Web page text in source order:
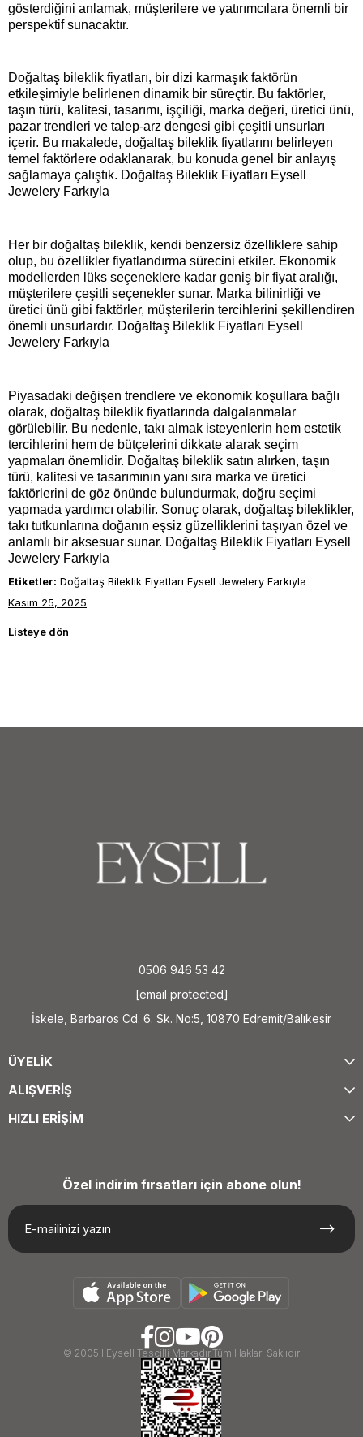
gösterdiğini anlamak, müşterilere ve yatırımcılara önemli bir
perspektif sunacaktır.
Doğaltaş bileklik fiyatları, bir dizi karmaşık faktörün
etkileşimiyle belirlenen dinamik bir süreçtir. Bu faktörler,
taşın türü, kalitesi, tasarımı, işçiliği, marka değeri, üretici ünü,
pazar trendleri ve talep-arz dengesi gibi çeşitli unsurları
içerir. Bu makalede, doğaltaş bileklik fiyatlarını belirleyen
temel faktörlere odaklanarak, bu konuda genel bir anlayış
sağlamaya çalıştık. Doğaltaş Bileklik Fiyatları Eysell
Jewelery Farkıyla
Her bir doğaltaş bileklik, kendi benzersiz özelliklere sahip
olup, bu özellikler fiyatlandırma sürecini etkiler. Ekonomik
modellerden lüks seçeneklere kadar geniş bir fiyat aralığı,
müşterilere çeşitli seçenekler sunar. Marka bilinirliği ve
üretici ünü gibi faktörler, müşterilerin tercihlerini şekillendiren
önemli unsurlardır. Doğaltaş Bileklik Fiyatları Eysell
Jewelery Farkıyla
Piyasadaki değişen trendlere ve ekonomik koşullara bağlı
olarak, doğaltaş bileklik fiyatlarında dalgalanmalar
görülebilir. Bu nedenle, takı almak isteyenlerin hem estetik
tercihlerini hem de bütçelerini dikkate alarak seçim
yapmaları önemlidir. Doğaltaş bileklik satın alırken, taşın
türü, kalitesi ve tasarımının yanı sıra marka ve üretici
faktörlerini de göz önünde bulundurmak, doğru seçimi
yapmada yardımcı olabilir. Sonuç olarak, doğaltaş bileklikler,
takı tutkunlarına doğanın eşsiz güzelliklerini taşıyan özel ve
anlamlı bir aksesuar sunar. Doğaltaş Bileklik Fiyatları Eysell
Jewelery Farkıyla
Etiketler: Doğaltaş Bileklik Fiyatları Eysell Jewelery Farkıyla
Kasım 25, 2025
Listeye dön
0506 946 53 42
[email protected]
İskele, Barbaros Cd. 6. Sk. No:5, 10870 Edremit/Balıkesir
ÜYELİK
ALIŞVERİŞ
HIZLI ERİŞİM
Özel indirim fırsatları için abone olun!
© 2005 I Eysell Tescilli Markadır.Tüm Hakları Saklıdır